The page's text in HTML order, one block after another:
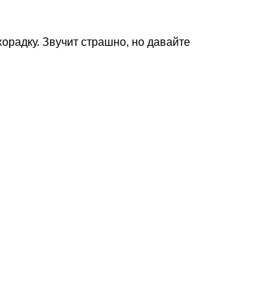
Звучит страшно, но давайте